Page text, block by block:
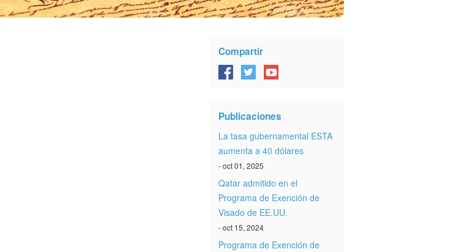
Compartir
Publicaciones
La tasa gubernamental ESTA
aumenta a 40 dólares
- oct 01, 2025
Qatar admitido en el
Programa de Exención de
Visado de EE.UU.
- oct 15, 2024
Programa de Exención de